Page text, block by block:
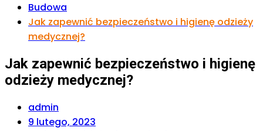
Budowa
Jak zapewnić bezpieczeństwo i higienę odzieży
medycznej?
Jak zapewnić bezpieczeństwo i higienę
odzieży medycznej?
admin
9 lutego, 2023